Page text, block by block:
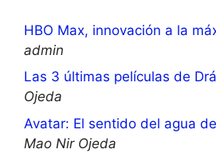
HBO Max, innovación a la
admin
Las 3 últimas películas de
Ojeda
Avatar: El sentido del agua
Mao Nir Ojeda